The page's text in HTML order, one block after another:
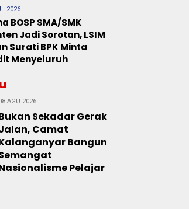
2026
BOSP SMA/SMK
Jadi Sorotan, LSIM
Surati BPK Minta
Menyeluruh
AGU 2026
Sekadar Gerak
Camat
Bangun
Pelajar